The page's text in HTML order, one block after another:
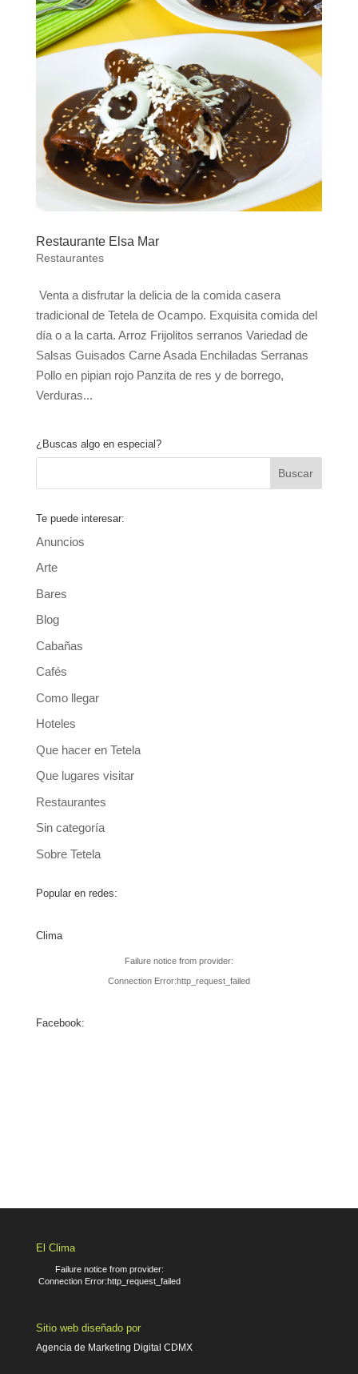
Restaurante Elsa Mar
Restaurantes
Venta a disfrutar la delicia de la comida casera
tradicional de Tetela de Ocampo. Exquisita comida del
día o a la carta. Arroz Frijolitos serranos Variedad de
Salsas Guisados Carne Asada Enchiladas Serranas
Pollo en pipian rojo Panzita de res y de borrego,
Verduras...
¿Buscas algo en especial?
Te puede interesar:
Anuncios
Arte
Bares
Blog
Cabañas
Cafés
Como llegar
Hoteles
Que hacer en Tetela
Que lugares visitar
Restaurantes
Sin categoría
Sobre Tetela
Popular en redes:
Clima
Failure notice from provider:
Connection Error:http_request_failed
Facebook:
El Clima
Failure notice from provider:
Connection Error:http_request_failed
Sitio web diseñado por
Agencia de Marketing Digital CDMX